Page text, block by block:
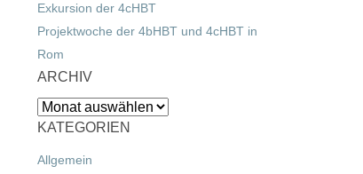
Exkursion der 4cHBT
Projektwoche der 4bHBT und 4cHBT in
Rom
ARCHIV
Archiv
KATEGORIEN
Allgemein